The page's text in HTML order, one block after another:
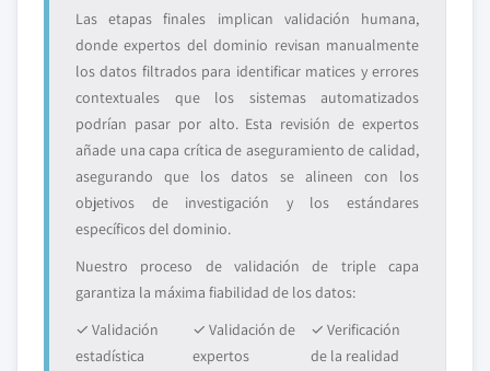
Las etapas finales implican validación humana,
donde expertos del dominio revisan manualmente
los datos filtrados para identificar matices y errores
contextuales que los sistemas automatizados
podrían pasar por alto. Esta revisión de expertos
añade una capa crítica de aseguramiento de calidad,
asegurando que los datos se alineen con los
objetivos de investigación y los estándares
específicos del dominio.
Nuestro proceso de validación de triple capa
garantiza la máxima fiabilidad de los datos:
✓ Validación
estadística
✓ Validación de
expertos
✓ Verificación
de la realidad